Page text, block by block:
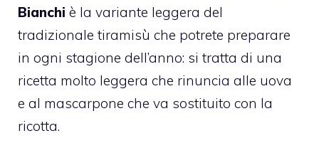
Bianchi è la variante leggera del
tradizionale tiramisù che potrete preparare
in ogni stagione dell’anno: si tratta di una
ricetta molto leggera che rinuncia alle uova
e al mascarpone che va sostituito con la
ricotta.